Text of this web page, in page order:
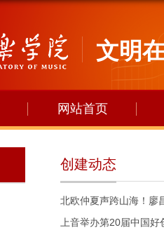
文明
网站首页
创建动态
北欧仲夏声跨山海！廖
上音举办第20届中国